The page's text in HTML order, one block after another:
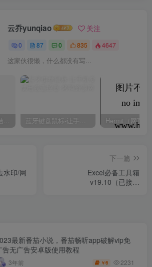
云乔yunqiao 关注
0 87 0 835 4647
这家伙很懒，什么都没有写...
X浏览器-无广告简洁浏览器 蓝牙键盘鼠标-让手机变成电视遥控器
水印/网
下一篇
Excel必备工具箱
v19.10（已接入
最新番茄小说，番茄畅听app破解vip免
告无广告安卓版使用教程
3年前 ￥6 2231